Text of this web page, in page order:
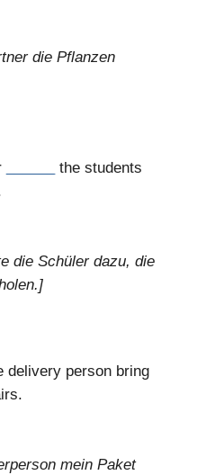
die Pflanzen
the students
die Schüler dazu, die
delivery person bring
mein Paket